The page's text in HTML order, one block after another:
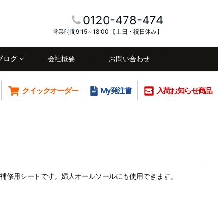
0120-478-474
営業時間9:15～18:00 【土日・祝日休み】
ログ 会社概要 お問い合わせ
クイックオーダー My発注書 入荷お知らせ商品
修用シートです。婦人オールソールにも使用できます。